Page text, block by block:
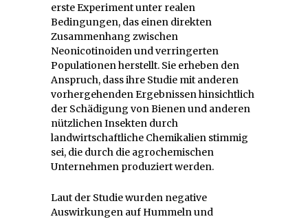
erste Experiment unter realen
Bedingungen, das einen direkten
Zusammenhang zwischen
Neonicotinoiden und verringerten
Populationen herstellt. Sie erheben den
Anspruch, dass ihre Studie mit anderen
vorhergehenden Ergebnissen hinsichtlich
der Schädigung von Bienen und anderen
nützlichen Insekten durch
landwirtschaftliche Chemikalien stimmig
sei, die durch die agrochemischen
Unternehmen produziert werden.
Laut der Studie wurden negative
Auswirkungen auf Hummeln und